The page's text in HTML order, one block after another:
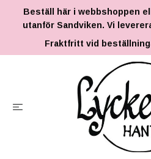
Beställ här i webbshoppen
utanför Sandviken. Vi
Fraktfritt vid